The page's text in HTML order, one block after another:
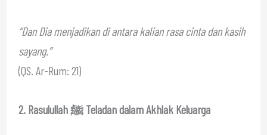
“Dan Dia menjadikan di antara kalian rasa cinta dan kasih
sayang.”
(QS. Ar-Rum: 21)
2. Rasulullah ﷺ Teladan dalam Akhlak Keluarga